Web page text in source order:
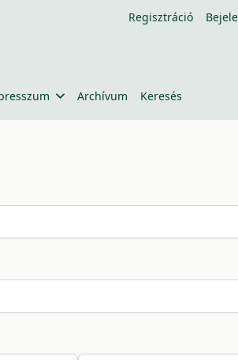
Regisztráció
Archívum Keresés